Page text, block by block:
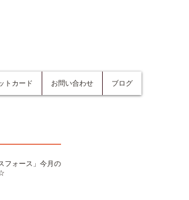
トカード お問い合わせ ブログ
ォース」今月の運